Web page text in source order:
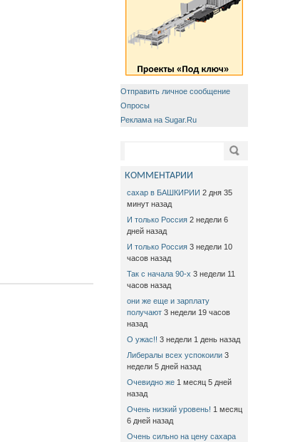
Отправить личное сообщение
Опросы
Реклама на Sugar.Ru
Поиск
КОММЕНТАРИИ
сахар в БАШКИРИИ 2 дня 35
минут назад
И только Россия 2 недели 6
дней назад
И только Россия 3 недели 10
часов назад
Так с начала 90-х 3 недели 11
часов назад
они же еще и зарплату
получают 3 недели 19 часов
назад
О ужас!! 3 недели 1 день назад
Либералы всех успокоили 3
недели 5 дней назад
Очевидно же 1 месяц 5 дней
назад
Очень низкий уровень! 1 месяц
6 дней назад
Очень сильно на цену сахара